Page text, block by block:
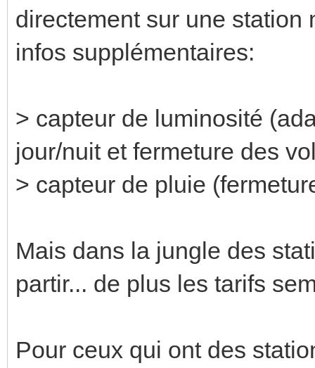
directement sur une station
infos supplémentaires:
> capteur de luminosité
jour/nuit et fermeture des
> capteur de pluie
Mais dans la jungle des
partir... de plus les tarifs
Pour ceux qui ont des